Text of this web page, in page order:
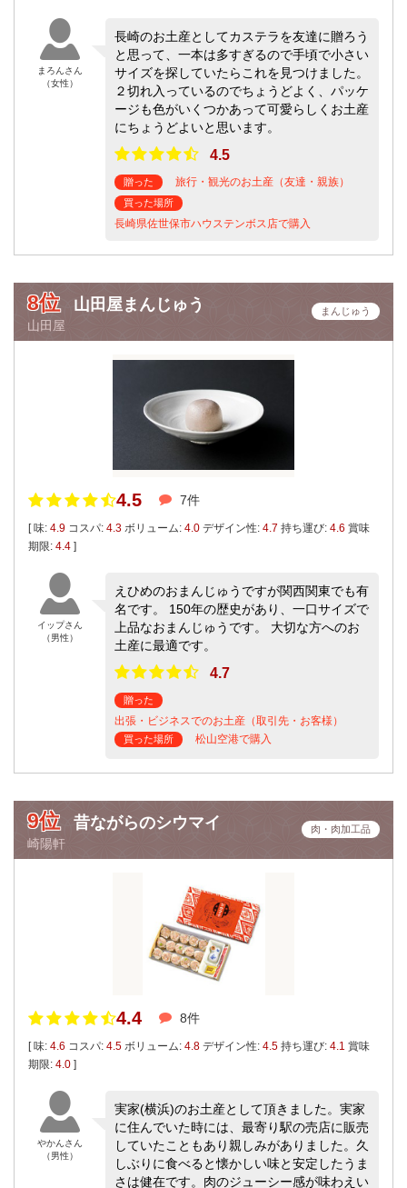
まろんさん
（女性）
長崎のお土産としてカステラを友達に贈ろう
と思って、一本は多すぎるので手頃で小さい
サイズを探していたらこれを見つけました。
２切れ入っているのでちょうどよく、パッケ
ージも色がいくつかあって可愛らしくお土産
にちょうどよいと思います。
4.5
贈った 旅行・観光のお土産（友達・親族）
買った場所
長崎県佐世保市ハウステンボス店で購入
8位 山田屋まんじゅう
山田屋
まんじゅう
4.5 7件
[ 味: 4.9 コスパ: 4.3 ボリューム: 4.0 デザイン性: 4.7 持ち運び: 4.6 賞味
期限: 4.4 ]
イップさん
（男性）
えひめのおまんじゅうですが関西関東でも有
名です。 150年の歴史があり、一口サイズで
上品なおまんじゅうです。 大切な方へのお
土産に最適です。
4.7
贈った
出張・ビジネスでのお土産（取引先・お客様）
買った場所 松山空港で購入
9位 昔ながらのシウマイ
崎陽軒
肉・肉加工品
4.4 8件
[ 味: 4.6 コスパ: 4.5 ボリューム: 4.8 デザイン性: 4.5 持ち運び: 4.1 賞味
期限: 4.0 ]
やかんさん
（男性）
実家(横浜)のお土産として頂きました。実家
に住んでいた時には、最寄り駅の売店に販売
していたこともあり親しみがありました。久
しぶりに食べると懐かしい味と安定したうま
さは健在です。肉のジューシー感が味わえい